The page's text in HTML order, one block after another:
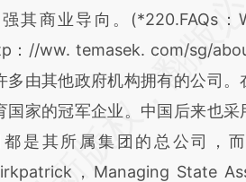
其商业导向。(*220.FAQs：
：//ww. temasek. com/sg/
多由其他政府机构拥有的公司
国家的冠军企业。中国后来也
是其所属集团的总公司，
，Managing State